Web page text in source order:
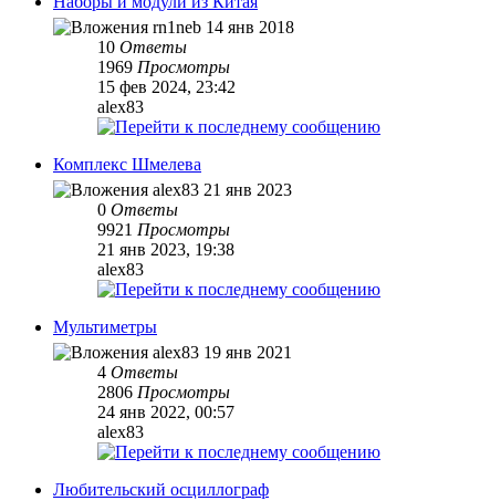
rn1neb 14 янв 2018
10 Ответы
1969 Просмотры
15 фев 2024, 23:42
alex83
Комплекс Шмелева
alex83 21 янв 2023
0 Ответы
9921 Просмотры
21 янв 2023, 19:38
alex83
Мультиметры
alex83 19 янв 2021
4 Ответы
2806 Просмотры
24 янв 2022, 00:57
alex83
Любительский осциллограф